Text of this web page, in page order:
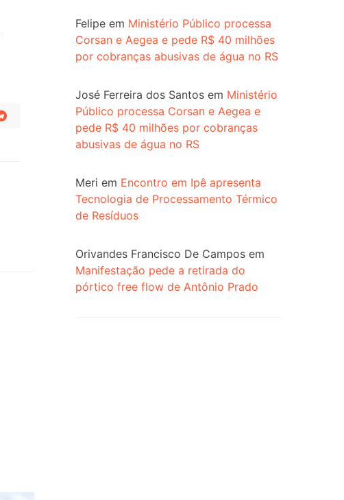
Felipe em Ministério Público processa
Corsan e Aegea e pede R$ 40 milhões
por cobranças abusivas de água no RS
José Ferreira dos Santos em Ministério
Público processa Corsan e Aegea e
pede R$ 40 milhões por cobranças
abusivas de água no RS
Meri em Encontro em Ipê apresenta
Tecnologia de Processamento Térmico
de Resíduos
Orivandes Francisco De Campos em
Manifestação pede a retirada do
pórtico free flow de Antônio Prado